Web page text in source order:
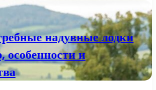
надувные лодки
и